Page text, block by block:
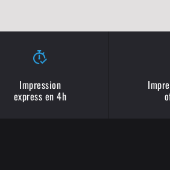
Impression
express en 4h